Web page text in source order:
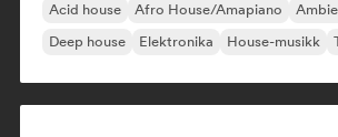
Acid house Afro House/Amapiano
Deep house
Elektronika House-musikk